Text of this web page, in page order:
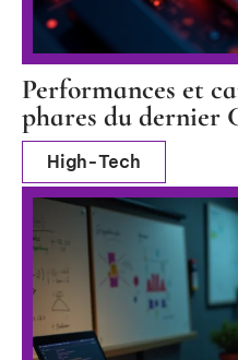
Performances et
phares du dernier
High-Tech